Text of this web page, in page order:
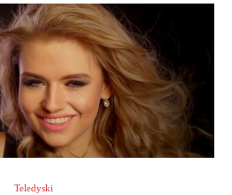
Teledyski